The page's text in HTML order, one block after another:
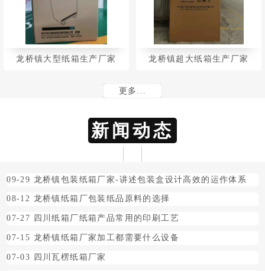
龙桥镇大型纸箱生产厂家 龙桥镇超大纸箱生产厂家
更多...
新闻动态
09-29 龙桥镇包装纸箱厂家-讲述包装盒设计高效的运作体系
08-12 龙桥镇纸箱厂包装纸品原料的选择
07-27 四川纸箱厂纸箱产品常用的印刷工艺
07-15 龙桥镇纸箱厂家加工都需要什么设备
07-03 四川瓦楞纸箱厂家